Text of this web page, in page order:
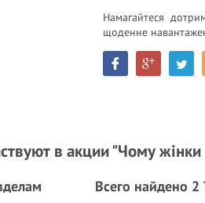
Намагайтеся
щоденне
в акции "Чому жінки
Всего найдено 2